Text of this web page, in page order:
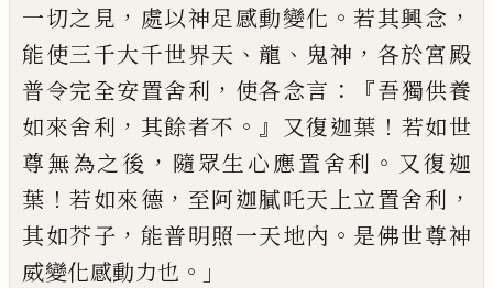
一切之見 ， 處以神足感動變化 。若其興念 ，
能使三千大千世界天 、 龍 、 鬼神 ， 各於宮殿
普令完全安置舍利 ， 使各念言 ：『吾獨供養
如來舍利 ， 其餘者不 。』 又復迦葉 ！ 若如世
尊無為之後 ， 隨眾生心應置舍利 。 又復迦
葉 ！若如來德 ， 至阿迦膩吒天上立置舍利 ，
其如芥子 ， 能普明照一天地內 。 是佛世尊神
威變化感動力也 。」